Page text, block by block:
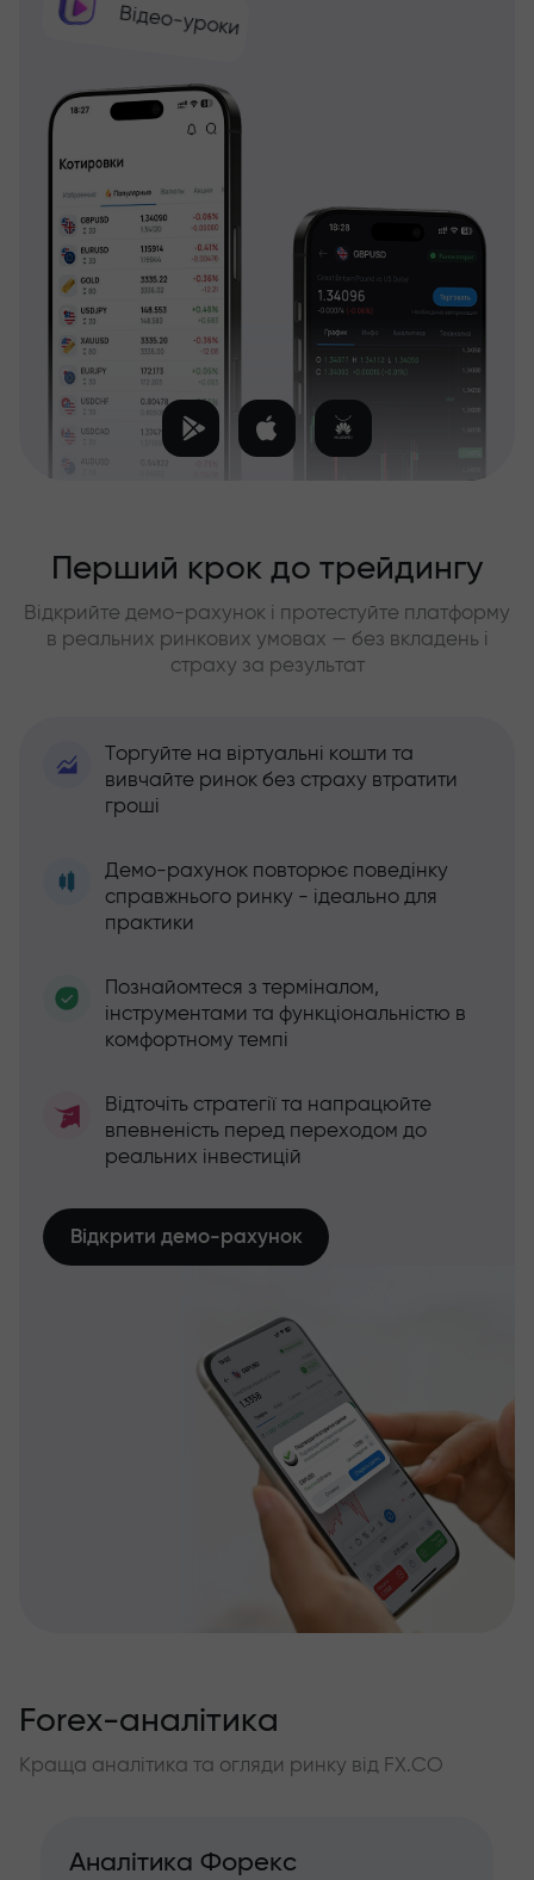
Відео-уроки
Перший крок до трейдингу
Відкрийте демо-рахунок і протестуйте платформу
в реальних ринкових умовах — без вкладень і
страху за результат
Торгуйте на віртуальні кошти та
вивчайте ринок без страху втратити
гроші
Демо-рахунок повторює поведінку
справжнього ринку - ідеально для
практики
Познайомтеся з терміналом,
інструментами та функціональністю в
комфортному темпі
Відточіть стратегії та напрацюйте
впевненість перед переходом до
реальних інвестицій
Відкрити демо-рахунок
Forex-аналітика
Краща аналітика та огляди ринку від FX.CO
Аналітика Форекс